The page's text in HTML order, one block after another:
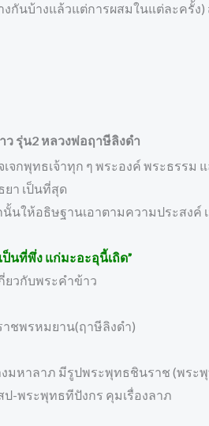
นบ้างแล้วแต่การผสมในแต่ละครั้ง
รุ่น2 หลวงพ่อฤาษีลิงดำ
จกพุทธเจ้าทุก ๆ พระองค์ พระธรร
า เป็นที่สุด
นให้อธิษฐานเอาตามความประสง
นที่พึ่ง แก่มะอะอุนี้เถิด”
ยวกับพระคำข้าว
ชพรหมยาน(ฤาษีลิงดำ)
งมหาลาภ มีรูปพระพุทธชินราช (พร
ป-พระพุทธทีปังกร คุมเรื่องลาภ